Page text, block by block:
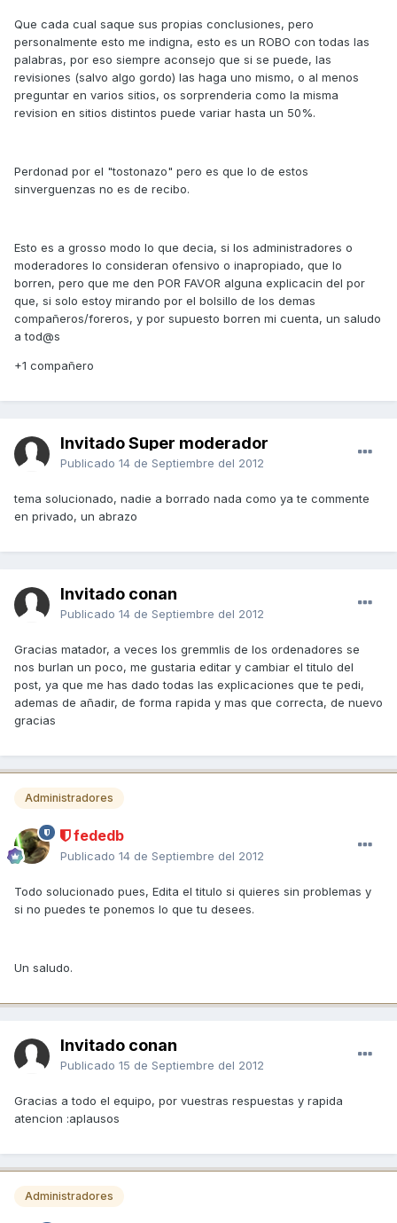
Que cada cual saque sus propias conclusiones, pero
personalmente esto me indigna, esto es un ROBO con todas las
palabras, por eso siempre aconsejo que si se puede, las
revisiones (salvo algo gordo) las haga uno mismo, o al menos
preguntar en varios sitios, os sorprenderia como la misma
revision en sitios distintos puede variar hasta un 50%.
Perdonad por el "tostonazo" pero es que lo de estos
sinverguenzas no es de recibo.
Esto es a grosso modo lo que decia, si los administradores o
moderadores lo consideran ofensivo o inapropiado, que lo
borren, pero que me den POR FAVOR alguna explicacin del por
que, si solo estoy mirando por el bolsillo de los demas
compañeros/foreros, y por supuesto borren mi cuenta, un saludo
a tod@s
+1 compañero
Invitado Super moderador
Publicado 14 de Septiembre del 2012
tema solucionado, nadie a borrado nada como ya te commente
en privado, un abrazo
Invitado conan
Publicado 14 de Septiembre del 2012
Gracias matador, a veces los gremmlis de los ordenadores se
nos burlan un poco, me gustaria editar y cambiar el titulo del
post, ya que me has dado todas las explicaciones que te pedi,
ademas de añadir, de forma rapida y mas que correcta, de nuevo
gracias
Administradores
fededb
Publicado 14 de Septiembre del 2012
Todo solucionado pues, Edita el titulo si quieres sin problemas y
si no puedes te ponemos lo que tu desees.
Un saludo.
Invitado conan
Publicado 15 de Septiembre del 2012
Gracias a todo el equipo, por vuestras respuestas y rapida
atencion :aplausos
Administradores